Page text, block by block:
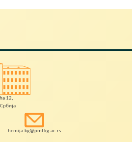
12,
hemija.kg@pmf.kg.ac.rs